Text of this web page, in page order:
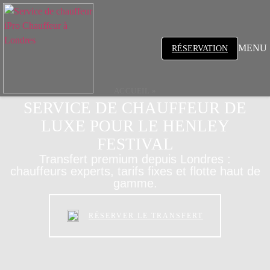
RÉSERVATION MENU
SERVICE DE CHAUFFEUR DE
LUXE POUR LE HENLEY
FESTIVAL
RÉSERVER LE TRANSFERT